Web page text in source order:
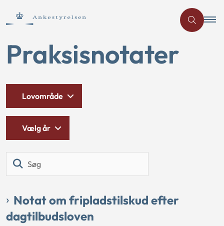
Praksisnotater
Lovområde
Vælg år
Notat om fripladstilskud efter
dagtilbudsloven